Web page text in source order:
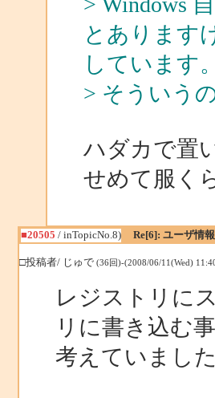
とあります
しています。
> そういう
ハダカで置
せめて服く
■20505 / inTopicNo.8) Re[6]: ユーザ情報
□投稿者/ じゅで (36回)-(2008/06/11(Wed)
レジストリに
リに書き込む
考えていました